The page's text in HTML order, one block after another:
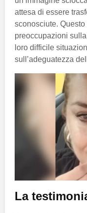
attesa di essere
sconosciute.
preoccupazioni
loro difficile
sull’adeguatezza
La